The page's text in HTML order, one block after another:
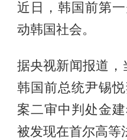
近日，韩国前第
动韩国社会。
据央视新闻报道，
韩国前总统尹锡
案二审中判处金
被发现在首尔高等